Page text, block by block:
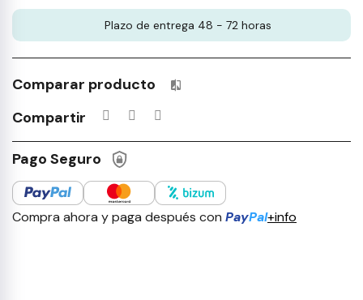
Plazo de entrega 48 - 72 horas
Comparar producto Productos incluidos en tu lista
Compartir
Pago Seguro
Compra ahora y paga después con PayPal+info